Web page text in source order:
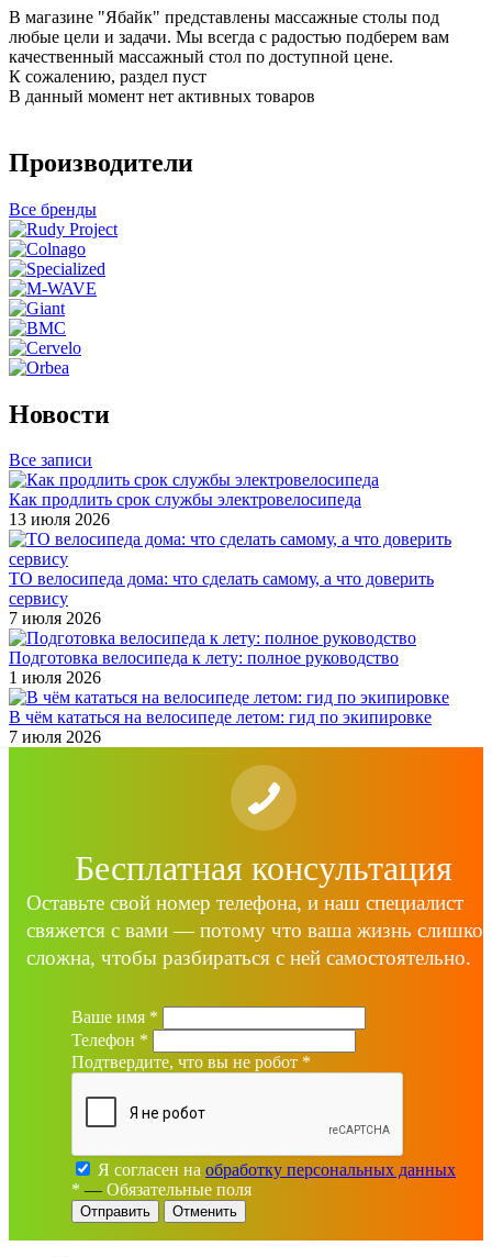
В магазине "Ябайк" представлены массажные столы под
любые цели и задачи. Мы всегда с радостью подберем вам
качественный массажный стол по доступной цене.
К сожалению, раздел пуст
В данный момент нет активных товаров
Производители
Все бренды
Новости
Все записи
Как продлить срок службы электровелосипеда
13 июля 2026
ТО велосипеда дома: что сделать самому, а что доверить
сервису
7 июля 2026
Подготовка велосипеда к лету: полное руководство
1 июля 2026
В чём кататься на велосипеде летом: гид по экипировке
7 июля 2026
Бесплатная консультация
Оставьте свой номер телефона, и наш специалист
свяжется с вами — потому что ваша жизнь
сложна, чтобы разбираться с ней самостоятельно.
Ваше имя *
Телефон *
Подтвердите, что вы не робот *
Я согласен на обработку персональных данных
* — Обязательные поля
Отменить